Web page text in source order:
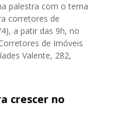
palestra com o tema
corretores de
a patir das 9h, no
de Imóveis
Valente, 282,
crescer no